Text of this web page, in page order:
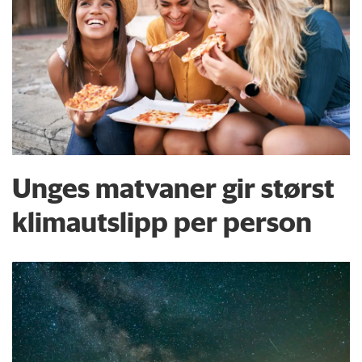
Unges matvaner gir størst
klimautslipp per person